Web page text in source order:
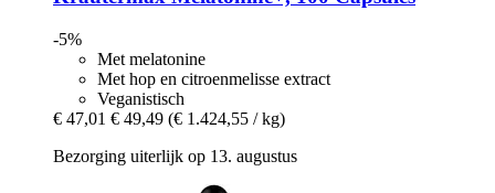
-5%
Met melatonine
Met hop en citroenmelisse extract
Veganistisch
€ 47,01 € 49,49 (€ 1.424,55 / kg)
Bezorging uiterlijk op 13. augustus